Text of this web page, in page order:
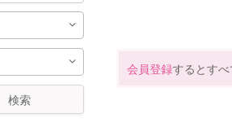
検索
会員登録するとす